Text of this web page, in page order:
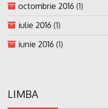
octombrie 2016 (1)
iulie 2016 (1)
iunie 2016 (1)
LIMBA